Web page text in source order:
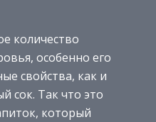
количество
особенно его
свойства, как и
сок. Так что это
который